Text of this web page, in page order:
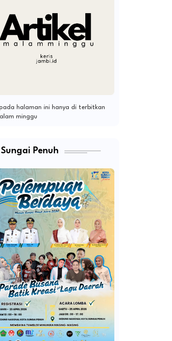
halaman ini hanya di terbitkan
minggu
Penuh